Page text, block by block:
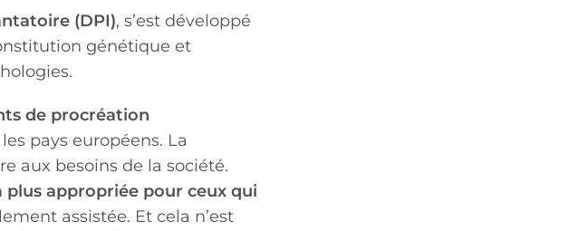
(DPI), s’est développé
génétique et
de procréation
pays européens. La
aux besoins de la société.
appropriée pour ceux qui
assistée. Et cela n’est